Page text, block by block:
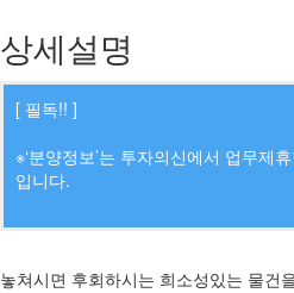
상세설명
[ 필독!! ]
※‘분양정보’는 투자의신에서 업무제
입니다.
놓쳐시면 후회하시는 희소성있는 물건